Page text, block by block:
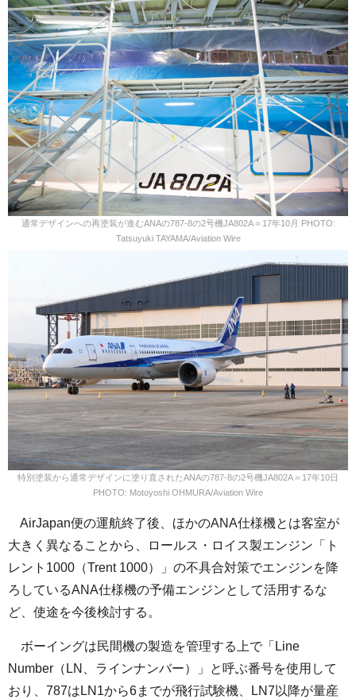
通常デザインへの再塗装が進むANAの787-8の2号機JA802A＝17年10月 PHOTO:
Tatsuyuki TAYAMA/Aviation Wire
特別塗装から通常デザインに塗り直されたANAの787-8の2号機JA802A＝17年10日
PHOTO: Motoyoshi OHMURA/Aviation Wire
AirJapan便の運航終了後、ほかのANA仕様機とは客室が
大きく異なることから、ロールス・ロイス製エンジン「ト
レント1000（Trent 1000）」の不具合対策でエンジンを降
ろしているANA仕様機の予備エンジンとして活用するな
ど、使途を今後検討する。
ボーイングは民間機の製造を管理する上で「Line
Number（LN、ラインナンバー）」と呼ぶ番号を使用して
おり、787はLN1から6までが飛行試験機、LN7以降が量産